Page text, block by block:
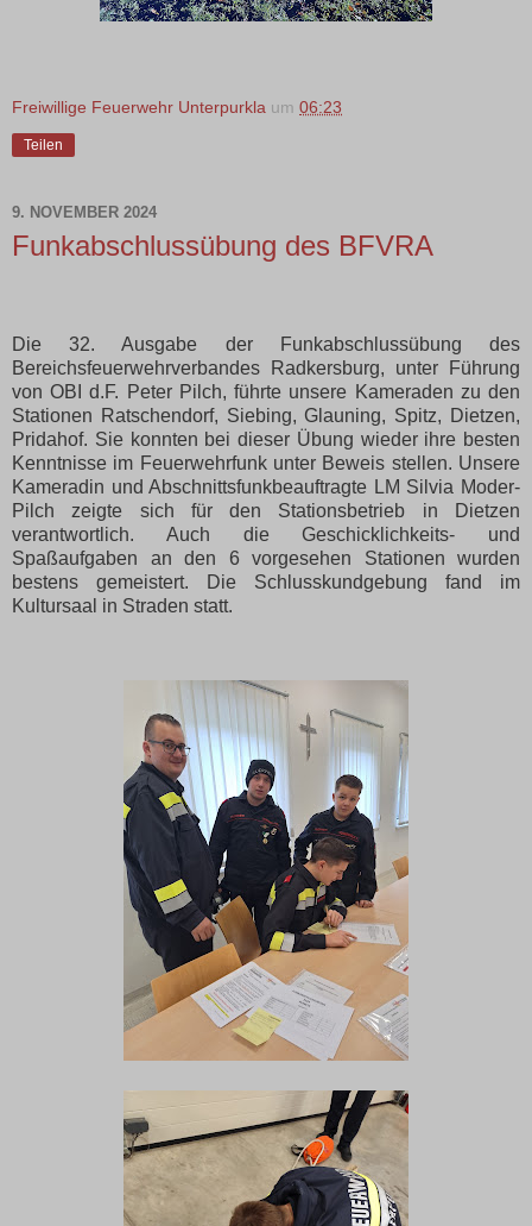
Freiwillige Feuerwehr Unterpurkla um 06:23
Teilen
9. NOVEMBER 2024
Funkabschlussübung des BFVRA
Die 32. Ausgabe der Funkabschlussübung des
Bereichsfeuerwehrverbandes Radkersburg, unter Führung
von OBI d.F. Peter Pilch, führte unsere Kameraden zu den
Stationen Ratschendorf, Siebing, Glauning, Spitz, Dietzen,
Pridahof. Sie konnten bei dieser Übung wieder ihre besten
Kenntnisse im Feuerwehrfunk unter Beweis stellen. Unsere
Kameradin und Abschnittsfunkbeauftragte LM Silvia Moder-
Pilch zeigte sich für den Stationsbetrieb in Dietzen
verantwortlich. Auch die Geschicklichkeits- und
Spaßaufgaben an den 6 vorgesehen Stationen wurden
bestens gemeistert. Die Schlusskundgebung fand im
Kultursaal in Straden statt.